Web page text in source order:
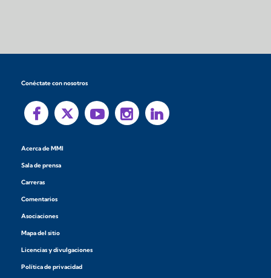
Conéctate con nosotros
Acerca de MMI
Sala de prensa
Carreras
Comentarios
Asociaciones
Mapa del sitio
Licencias y divulgaciones
Política de privacidad